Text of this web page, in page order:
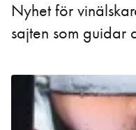
Nyhet för
sajten som guidar